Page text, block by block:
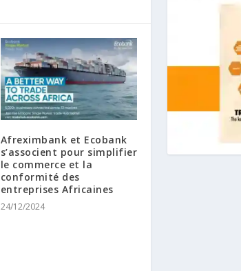
Afreximbank et Ecobank
s’associent pour simplifier
le commerce et la
conformité des
entreprises Africaines
24/12/2024